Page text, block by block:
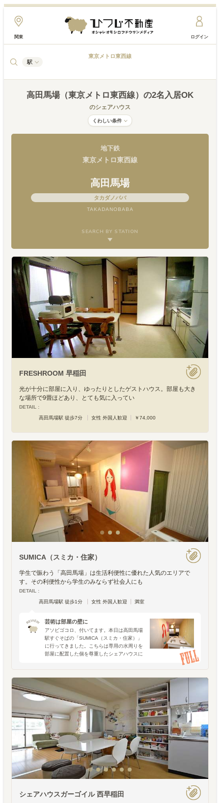
関東 ログイン
駅
東京メトロ東西線
高田馬場（東京メトロ東西線） の2名入居OK
のシェアハウス
くわしい条件
地下鉄
東京メトロ東西線
高田馬場
タカダノババ
TAKADANOBABA
SEARCH BY STATION
FRESHROOM 早稲田
光が十分に部屋に入り、ゆったりとしたゲストハウス。部屋も大き
な場所で9畳ほどあり、とても気に入ってい
DETAIL :
高田馬場駅 徒歩7分
女性 外国人歓迎 ￥74,000
SUMICA（スミカ・住家）
学生で賑わう「高田馬場」は生活利便性に優れた人気のエリアで
す。その利便性から学生のみならず社会人にも
DETAIL :
高田馬場駅 徒歩1分
女性 外国人歓迎 満室
芸術は部屋の壁に
アソビゴコロ、付いてます。本日は高田馬場
駅すぐそばの「SUMICA（スミカ・住家）」
に行ってきました。こちらは専用の水周りを
部屋に配置した個を尊重したシェアハウスに
ス。ささ、ご覧下さいませ。201号室からど
うぞ。チョコレ
シェアハウスガーゴイル 西早稲田